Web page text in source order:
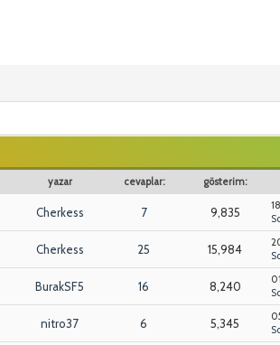
yazar cevaplar: gösterim:
Cherkess 7 9,835
Cherkess 25 15,984
BurakSF5 16 8,240
nitro37 6 5,345